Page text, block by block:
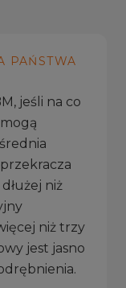
PAŃSTWA
jeśli na co
niż
niż trzy
jest jasno